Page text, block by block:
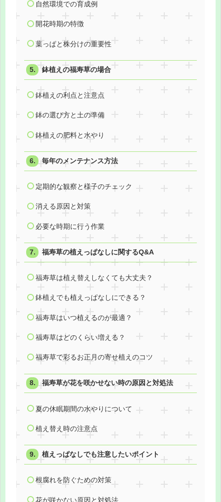
自然環境での育成例
開花時期の特徴
葉っぱと株分けの重要性
鉢植えの福寿草の場合
鉢植えの利点と注意点
鉢の選び方と土の準備
鉢植えの肥料と水やり
毎年のメンテナンス方法
定期的な観察と様子のチェック
消える原因と対策
必要な時期に行う作業
福寿草の植えっぱなしに関するQ&A
福寿草は植え替えしなくても大丈夫？
鉢植えでも植えっぱなしにできる？
福寿草はいつ植えるのが最適？
福寿草はどのくらい増える？
福寿草で彩るお正月の寄せ植えのコツ
福寿草が花を咲かせない時の原因と対処法
夏の休眠期間の水やりについて
植え替え時の注意点
植えっぱなしでも注意したいポイント
根腐れを防ぐための対策
花が咲かない原因と対処法